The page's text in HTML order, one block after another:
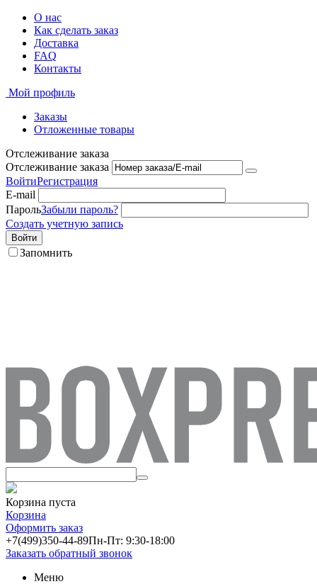
О нас
Как сделать заказ
Доставка
FAQ
Контакты
Мой профиль
Заказы
Отложенные товары
Отслеживание заказа
Отслеживание заказа
ВойтиРегистрация
E-mail
ПарольЗабыли пароль?
Создать учетную запись
Войти
Запомнить
Корзина пуста
Корзина
Оформить заказ
+7(499)350-44-89Пн-Пт: 9:30-18:00
Заказать обратный звонок
Меню